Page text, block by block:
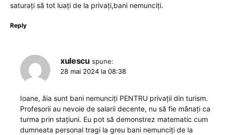
saturați să tot luați de la privați,bani nemunciți.
Reply
xulescu spune:
28 mai 2024 la 08:38
Ioane, ăia sunt bani nemunciți PENTRU privații din turism.
Profesorii au nevoie de salarii decente, nu să fie mânați ca
turma prin stațiuni. Eu pot să demonstrez matematic cum
dumneata personal tragi la greu bani nemunciți de la